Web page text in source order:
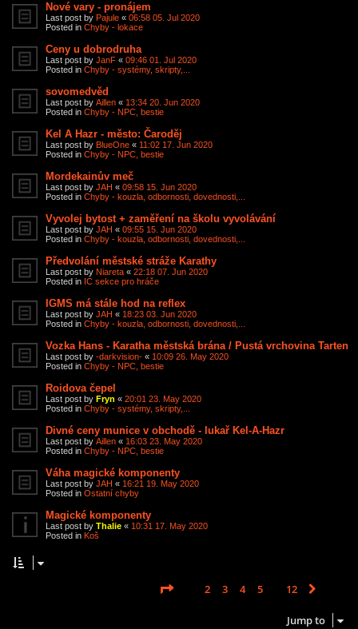
Nové vary - pronájem
Last post by Pajule « 06:58 05. Jul 2020
Posted in Chyby - lokace
Ceny u dobrodruha
Last post by JanF « 09:46 01. Jul 2020
Posted in Chyby - systémy, skripty,...
sovomedvěd
Last post by Aillen « 13:34 20. Jun 2020
Posted in Chyby - NPC, bestie
Kel A Hazr - město: Čaroděj
Last post by BlueOne « 11:02 17. Jun 2020
Posted in Chyby - NPC, bestie
Mordekainův meč
Last post by JAH « 09:58 15. Jun 2020
Posted in Chyby - kouzla, odbornosti, dovednosti,...
Vyvolej bytost + zaměření na školu vyvolávání
Last post by JAH « 09:55 15. Jun 2020
Posted in Chyby - kouzla, odbornosti, dovednosti,...
Předvolání městské stráže Karathy
Last post by Niareta « 22:18 07. Jun 2020
Posted in IC sekce pro hráče
IGMS má stále hod na reflex
Last post by JAH « 18:23 03. Jun 2020
Posted in Chyby - kouzla, odbornosti, dovednosti,...
Vozka Hans - Karatha městská brána / Pustá vrchovina Tarten
Last post by -darkvision- « 10:09 26. May 2020
Posted in Chyby - NPC, bestie
Roidova čepel
Last post by Fryn « 20:01 23. May 2020
Posted in Chyby - systémy, skripty,...
Divné ceny munice v obchodě - lukař Kel-A-Hazr
Last post by Aillen « 16:03 23. May 2020
Posted in Chyby - NPC, bestie
Váha magické komponenty
Last post by JAH « 16:21 19. May 2020
Posted in Ostatní chyby
Magické komponenty
Last post by Thalie « 10:31 17. May 2020
Posted in Koš
Page 1of 12
2 3 4 5 12
Jump to